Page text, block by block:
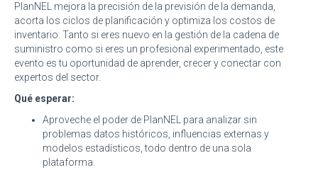
PlanNEL mejora la precisión de la previsión de la demanda,
acorta los ciclos de planificación y optimiza los costos de
inventario. Tanto si eres nuevo en la gestión de la cadena de
suministro como si eres un profesional experimentado, este
evento es tu oportunidad de aprender, crecer y conectar con
expertos del sector.
Qué esperar:
Aproveche el poder de PlanNEL para analizar sin
problemas datos históricos, influencias externas y
modelos estadísticos, todo dentro de una sola
plataforma.